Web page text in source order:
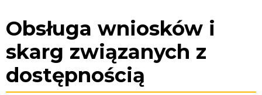
Obsługa wniosków i
skarg związanych z
dostępnością